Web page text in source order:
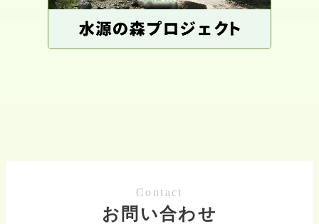
Contact
お問い合わせ